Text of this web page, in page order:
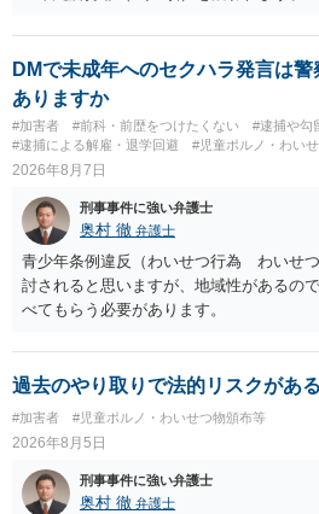
DMで未成年へのセクハラ発言は
ありますか
#加害者 #前科・前歴をつけたくない
#逮捕や勾
#逮捕による解雇・退学回避
#児童ポルノ・わい
2026年8月7日
刑事事件に強い弁護士
奥村 徹 弁護士
青少年条例違反（わいせつ行為 わいせ
討されると思いますが、地域性があるの
べてもらう必要があります。
過去のやり取りで法的リスクがあ
#加害者 #児童ポルノ・わいせつ物頒布等
2026年8月5日
刑事事件に強い弁護士
奥村 徹 弁護士